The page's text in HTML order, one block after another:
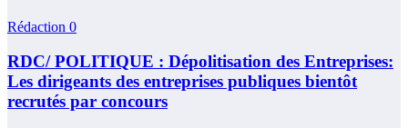
Rédaction 0
RDC/ POLITIQUE : Dépolitisation des Entreprises:
Les dirigeants des entreprises publiques bientôt
recrutés par concours